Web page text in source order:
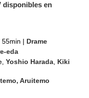
disponibles en
55min | Drame
eda
,Yoshio Harada Kiki
Aruitemo